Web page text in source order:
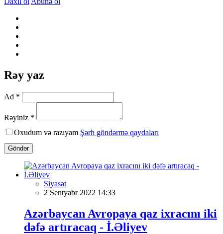
Rəy yaz
Ad *
Rəyiniz *
Oxudum və razıyam Şərh göndərmə qaydaları
Göndər
Siyasət
2 Sentyabr 2022 14:33
Azərbaycan Avropaya qaz ixracını iki
dəfə artıracaq - İ.Əliyev